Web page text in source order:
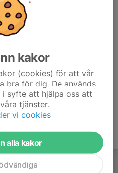
kakor
(cookies) för att vår
bra för dig. De används
i syfte att hjälpa oss att
tjänster.
vi cookies
alla kakor